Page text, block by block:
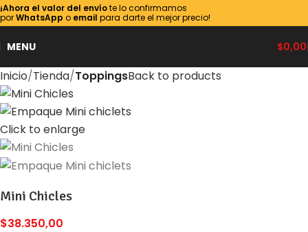
¡Ahora el valor del envíote lo confirmamos
porWhatsApp o email para darte el mejor precio!
MENU $0,00
Inicio Tienda ToppingsBack to products
Click to enlarge
Mini Chicles
$38.350,00